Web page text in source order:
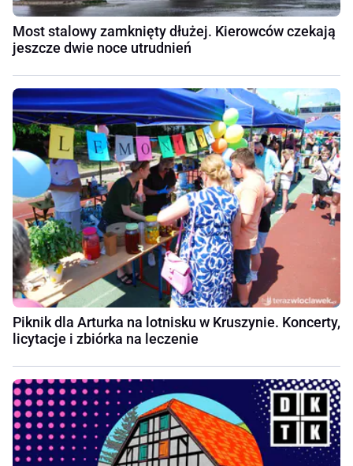
Most stalowy zamknięty dłużej. Kierowców czekają
jeszcze dwie noce utrudnień
Piknik dla Arturka na lotnisku w Kruszynie. Koncerty,
licytacje i zbiórka na leczenie